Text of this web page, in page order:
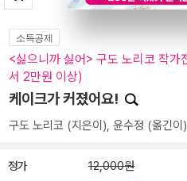
소득공제
<싫으니까 싫어> 구도 노리코 작
서 2만원 이상)
케이크가 커졌어요!
구도 노리코 (지은이), 윤수정 (옮긴
정가 12,000원